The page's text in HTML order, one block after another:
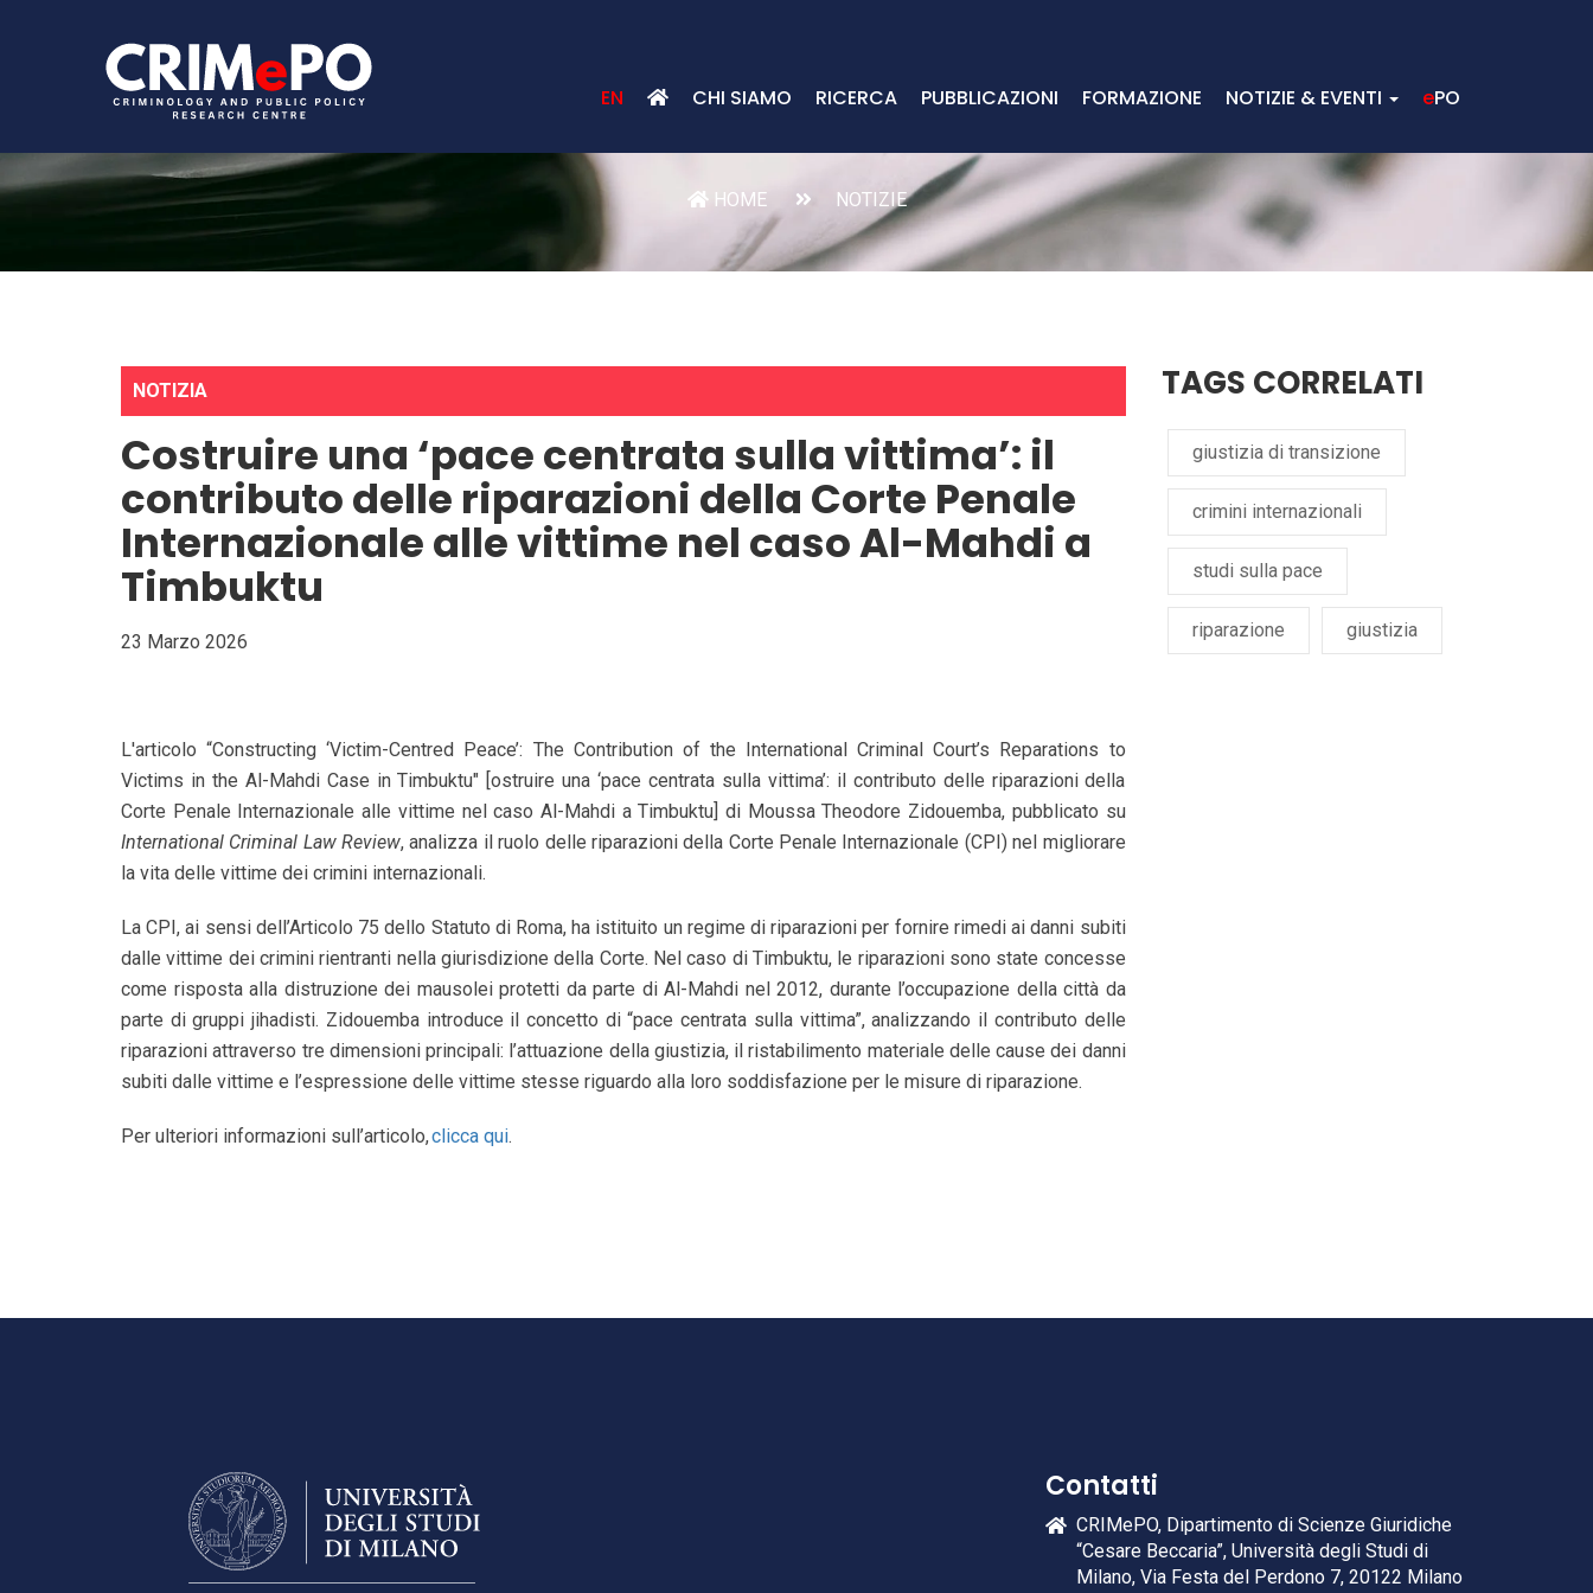
EN CHI SIAMO RICERCA PUBBLICAZIONI FORMAZIONE NOTIZIE & EVENTI ePO
HOME NOTIZIE
NOTIZIA
Costruire una ‘pace centrata sulla vittima’: il
contributo delle riparazioni della Corte Penale
Internazionale alle vittime nel caso Al-Mahdi a
Timbuktu
23 Marzo 2026
L'articolo “Constructing ‘Victim-Centred Peace’: The Contribution of the International Criminal Court’s Reparations to
Victims in the Al-Mahdi Case in Timbuktu" [ostruire una ‘pace centrata sulla vittima’: il contributo delle riparazioni della
Corte Penale Internazionale alle vittime nel caso Al-Mahdi a Timbuktu] di Moussa Theodore Zidouemba, pubblicato su
International Criminal Law Review, analizza il ruolo delle riparazioni della Corte Penale Internazionale (CPI) nel migliorare
la vita delle vittime dei crimini internazionali.
La CPI, ai sensi dell’Articolo 75 dello Statuto di Roma, ha istituito un regime di riparazioni per fornire rimedi ai danni subiti
dalle vittime dei crimini rientranti nella giurisdizione della Corte. Nel caso di Timbuktu, le riparazioni sono state concesse
come risposta alla distruzione dei mausolei protetti da parte di Al-Mahdi nel 2012, durante l’occupazione della città da
parte di gruppi jihadisti. Zidouemba introduce il concetto di “pace centrata sulla vittima”, analizzando il contributo delle
riparazioni attraverso tre dimensioni principali: l’attuazione della giustizia, il ristabilimento materiale delle cause dei danni
subiti dalle vittime e l’espressione delle vittime stesse riguardo alla loro soddisfazione per le misure di riparazione.
Per ulteriori informazioni sull’articolo,clicca qui.
TAGS CORRELATI
giustizia di transizione
crimini internazionali
studi sulla pace
riparazione giustizia
Contatti
CRIMePO, Dipartimento di Scienze Giuridiche
“Cesare Beccaria”, Università degli Studi di
Milano, Via Festa del Perdono 7, 20122 Milano